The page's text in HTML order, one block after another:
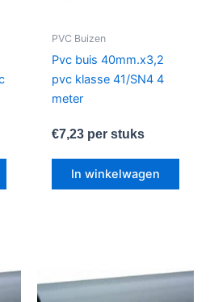
PVC Buizen
Pvc buis 40mm.x3,2
pvc klasse 41/SN4 4
meter
€7,23per stuks
In winkelwagen